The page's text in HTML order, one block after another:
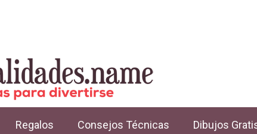
Regalos Consejos Técnicas Dibujos